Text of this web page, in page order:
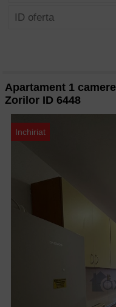
Apartament 1
Zorilor ID 6448
Inchiriat